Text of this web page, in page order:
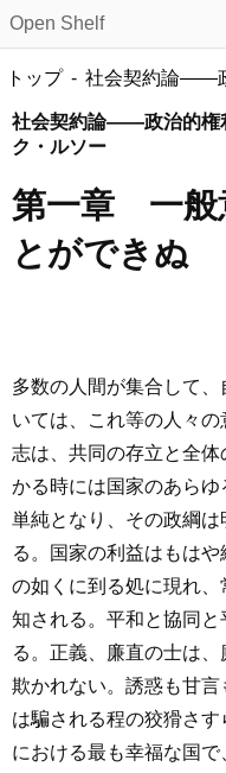
Open Shelf
トップ 社会契約論――
社会契約論――政治的権
ク・ルソー
第一章 一般
とができぬ
多数の人間が集合して
いては、これ等の人々
志は、共同の存立と全
かる時には国家のあら
単純となり、その政綱
る。国家の利益はもは
の如くに到る処に現れ
知される。平和と協同
る。正義、廉直の士は
欺かれない。誘惑も甘
は騙される程の狡猾さ
における最も幸福な国